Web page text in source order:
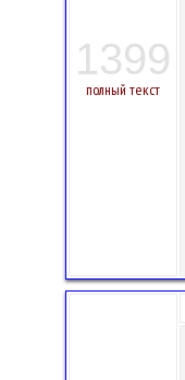
1399
полный текст